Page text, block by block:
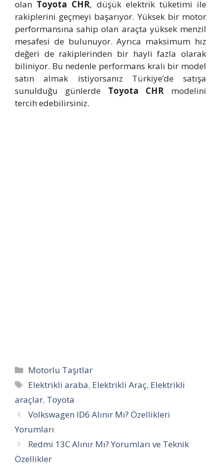
olan Toyota CHR, düşük elektrik tüketimi ile
rakiplerini geçmeyi başarıyor. Yüksek bir motor
performansına sahip olan araçta yüksek menzil
mesafesi de bulunuyor. Ayrıca maksimum hız
değeri de rakiplerinden bir hayli fazla olarak
biliniyor. Bu nedenle performans kralı bir model
satın almak istiyorsanız Türkiye’de satışa
sunulduğu günlerde Toyota CHR modelini
tercih edebilirsiniz.
Kategoriler
Motorlu Taşıtlar
Etiketler
Elektrikli araba, Elektrikli Araç, Elektrikli
araçlar, Toyota
Volkswagen ID6 Alınır Mı? Özellikleri
Yorumları
Redmi 13C Alınır Mı? Yorumları ve Teknik
Özellikler